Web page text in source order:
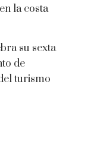
la costa
su sexta
de
turismo